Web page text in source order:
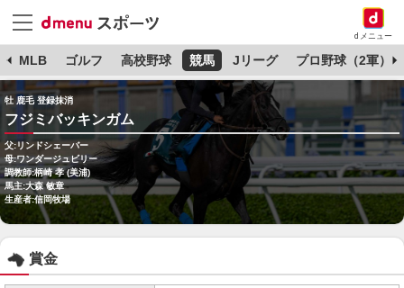
dメニュー
MLB ゴルフ 高校野球 競馬 Jリーグ プロ野球（2軍）
牡 鹿毛 登録抹消
フジミバッキンガム
父:リンドシェーバー
母:ワンダージュビリー
調教師:柄崎 孝 (美浦)
馬主:大森 敏章
生産者:信岡牧場
賞金